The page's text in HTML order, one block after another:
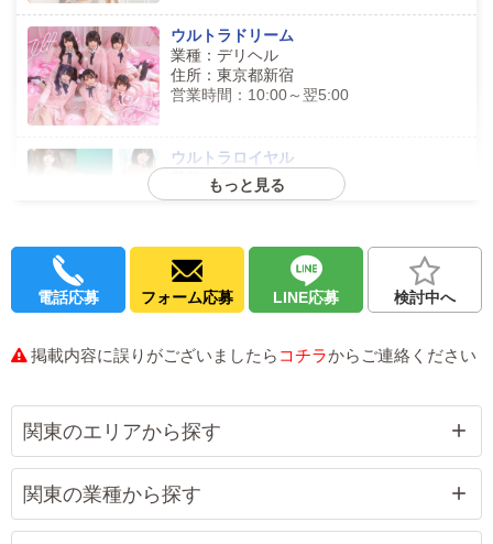
ウルトラドリーム
業種：デリヘル
住所：東京都新宿
営業時間：10:00～翌5:00
ウルトラロイヤル
業種：デリヘル
住所：東京都品川区
ウルトラファンタジー
業種：デリヘル
ウルトラホワイト
業種：デリヘル
住所：東京都品川区
営業時間：9:00～翌5:00
ウルトラセレクション
もっと見る
電話応募 フォーム応募 LINE応募 検討中へ
掲載内容に誤りがございましたら コチラからご連絡ください
関東のエリアから探す
関東の業種から探す